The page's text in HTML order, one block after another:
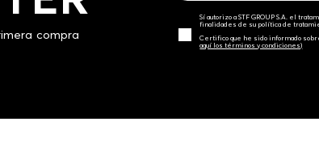
compra
Sí autorizo a STF GROUP S.A. el
finalidades de su política de
Certifico que he sido informado
aquí los términos y condiciones)